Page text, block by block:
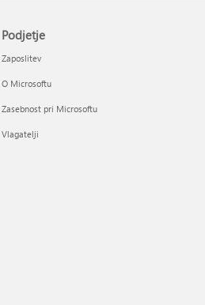
Podjetje
Zaposlitev
O Microsoftu
Zasebnost pri Microsoftu
Vlagatelji